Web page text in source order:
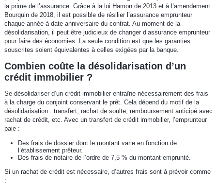
la prime de l’assurance. Grâce à la loi Hamon de 2013 et à l’amendement
Bourquin de 2018, il est possible de résilier l’assurance emprunteur
chaque année à date anniversaire du contrat. Au moment de la
désolidarisation, il peut être judicieux de changer d’assurance emprunteur
pour faire des économies. La seule condition est que les garanties
souscrites soient équivalentes à celles exigées par la banque.
Combien coûte la désolidarisation d’un
crédit immobilier ?
Se désolidariser d’un crédit immobilier entraîne nécessairement des frais
à la charge du conjoint conservant le prêt. Cela dépend du motif de la
désolidarisation : transfert, rachat de soulte, remboursement anticipé avec
rachat de crédit, etc. Avec un transfert de crédit immobilier, l’emprunteur
paie :
Des frais de dossier dont le montant varie en fonction de
l’établissement prêteur.
Des frais de notaire de l’ordre de 7,5 % du montant emprunté.
Si un rachat de crédit est nécessaire, d’autres frais sont à prévoir comme
: